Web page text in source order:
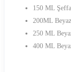
150 ML
200ML
250 ML
400 ML